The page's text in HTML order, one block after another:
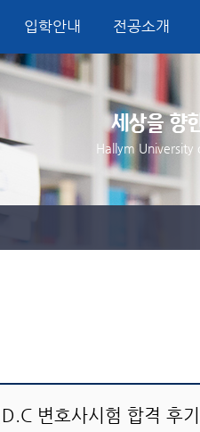
입학안내 전공소개
서비스경영학과
식경영전공
in Global Business&Leadership(English
소 청각언어연구소
소개 & 주요활동
육원 장학제도
시설이용안내
강의실 및 회의실세상을 향
Hallym University
변호사시험 합격 후